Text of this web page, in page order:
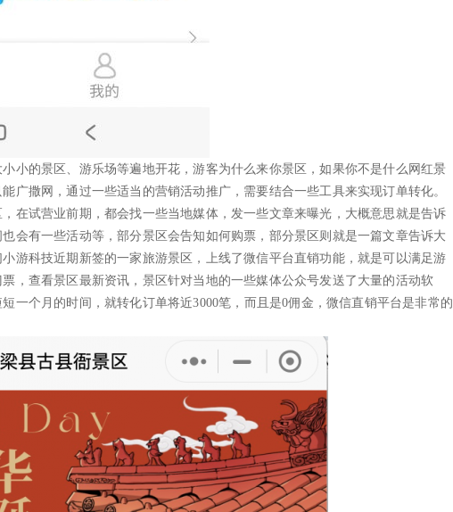
小的景区、游乐场等遍地开花，游客为什么来你景区，如果你不是什么网红景
广撒网，通过一些适当的营销活动推广，需要结合一些工具来实现订单转化。
在试营业前期，都会找一些当地媒体，发一些文章来曝光，大概意思就是告诉
会有一些活动等，部分景区会告知如何购票，部分景区则就是一篇文章告诉大
游科技近期新签的一家旅游景区，上线了微信平台直销功能，就是可以满足游
，查看景区最新资讯，景区针对当地的一些媒体公众号发送了大量的活动软
一个月的时间，就转化订单将近3000笔，而且是0佣金，微信直销平台是非常的